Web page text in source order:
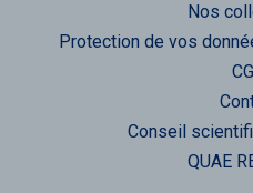
Nos
Protection de vos
Conseil
QUAE